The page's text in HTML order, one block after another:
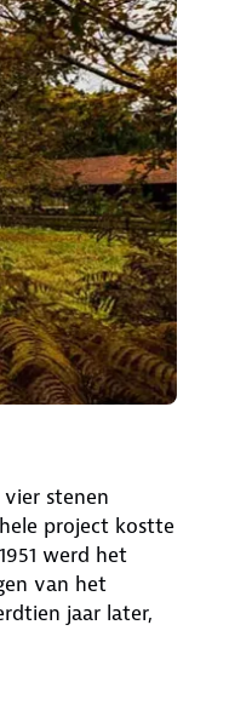
stenen
project kostte
werd het
van het
jaar later,